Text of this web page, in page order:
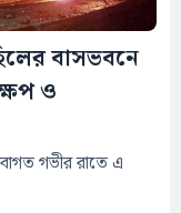
বাসভবনে
ও
গভীর রাতে এ